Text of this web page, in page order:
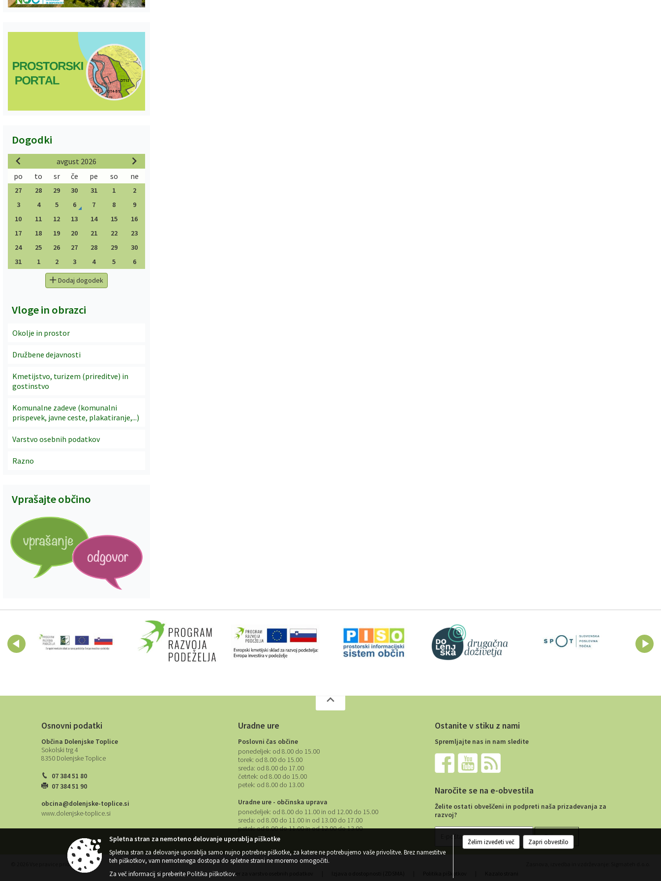
Dogodki
avgust 2026
po
to sr če pe so ne
27 28 29 30 31 1
2
3
4 5 6 7 8
9
10
11 12 13 14 15
16
17
18 19 20 21 22
23
24
25 26 27 28 29
30
31
1 2 3 4 5 6
Dodaj dogodek
Vloge in obrazci
Okolje in prostor
Družbene dejavnosti
Kmetijstvo, turizem (prireditve) in
gostinstvo
Komunalne zadeve (komunalni
prispevek, javne ceste, plakatiranje,...)
Varstvo osebnih podatkov
Razno
Vprašajte občino
Osnovni podatki
Občina Dolenjske Toplice
Sokolski trg 4
8350 Dolenjske Toplice
07 384 51 80
07 384 51 90
obcina@dolenjske-toplice.si
www.dolenjske-toplice.si
Uradne ure
Poslovni čas občine
ponedeljek: od 8.00 do 15.00
torek: od 8.00 do 15.00
sreda: od 8.00 do 17.00
četrtek: od 8.00 do 15.00
petek: od 8.00 do 13.00
Uradne ure - občinska uprava
ponedeljek: od 8.00 do 11.00 in od 12.00 do 15.00
sreda: od 8.00 do 11.00 in od 13.00 do 17.00
petek:od 8.00 do 11.00 in od 12.00 do 13.00
Ostanite v stiku z nami
Spremljajte nas in nam sledite
Naročite se na e-obvestila
Želite ostati obveščeni in podpreti naša prizadevanja za
razvoj?
© 2026 Vse pravice pridržane
Splošni pogoji spletne strani
| Center za varstvo osebnih podatkov
Spletna stran za nemoteno delovanje uporablja piškotke
Spletna stran za delovanje uporablja samo nujno potrebne piškotke, za katere ne potrebujemo vaše privolitve. Brez namestitve
teh piškotkov, vam nemotenega dostopa do spletne strani ne moremo omogočiti.
Za več informacij si preberitePolitika piškotkov.
Želim izvedeti več Zapri obvestilo